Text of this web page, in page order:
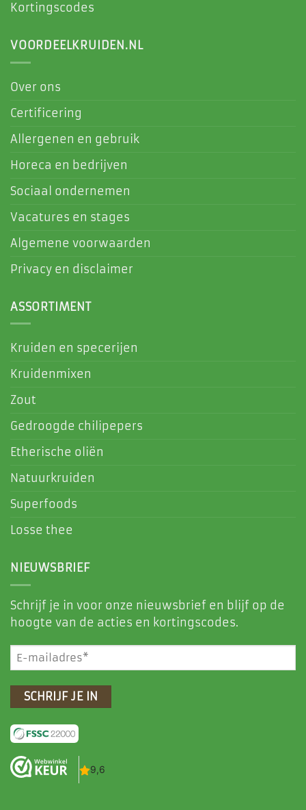
Kortingscodes
VOORDEELKRUIDEN.NL
Over ons
Certificering
Allergenen en gebruik
Horeca en bedrijven
Sociaal ondernemen
Vacatures en stages
Algemene voorwaarden
Privacy en disclaimer
ASSORTIMENT
Kruiden en specerijen
Kruidenmixen
Zout
Gedroogde chilipepers
Etherische oliën
Natuurkruiden
Superfoods
Losse thee
NIEUWSBRIEF
Schrijf je in voor onze nieuwsbrief en blijf op de
hoogte van de acties en kortingscodes.
E-
mailadres
(Vereist)